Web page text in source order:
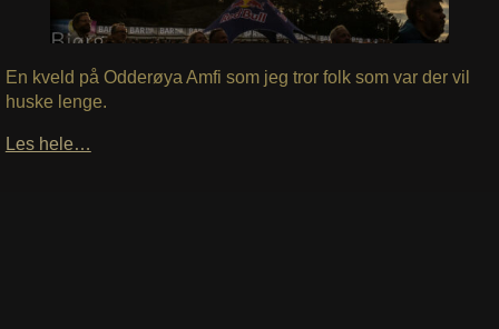
En kveld på Odderøya Amfi som jeg tror folk som var der vil
huske lenge.
Les hele…